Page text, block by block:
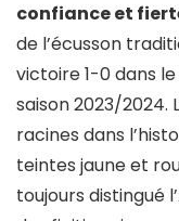
confiance et
de l’écusson
victoire 1-0 dans
saison 2023/2024.
racines dans
teintes jaune et
toujours distingué